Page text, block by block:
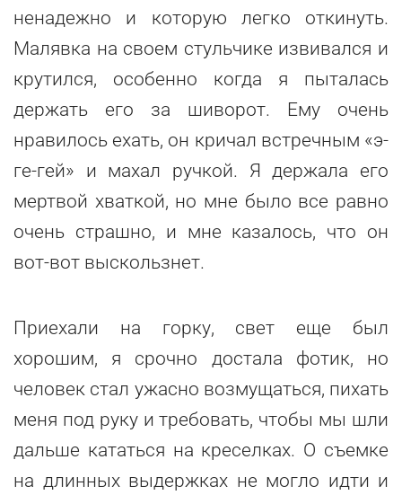
ненадежно и которую легко откинуть.
Малявка на своем стульчике извивался и
крутился, особенно когда я пыталась
держать его за шиворот. Ему очень
нравилось ехать, он кричал встречным «э-
ге-гей» и махал ручкой. Я держала его
мертвой хваткой, но мне было все равно
очень страшно, и мне казалось, что он
вот-вот выскользнет.
Приехали на горку, свет еще был
хорошим, я срочно достала фотик, но
человек стал ужасно возмущаться, пихать
меня под руку и требовать, чтобы мы шли
дальше кататься на креселках. О съемке
на длинных выдержках не могло идти и